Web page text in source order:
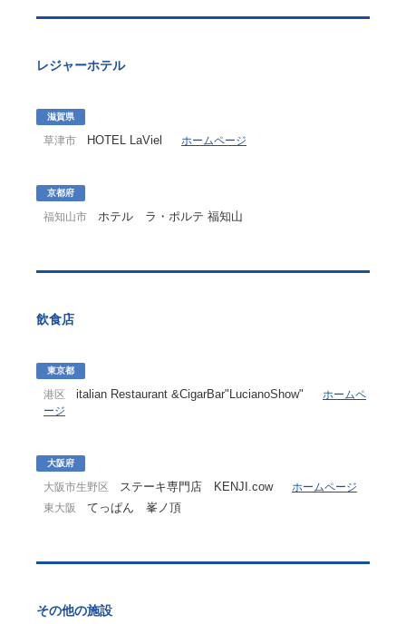
レジャーホテル
滋賀県
草津市 HOTEL LaViel ホームページ
京都府
福知山市 ホテル ラ・ポルテ 福知山
飲食店
東京都
港区 italian Restaurant &CigarBar"LucianoShow"
ホームペ
ージ
大阪府
大阪市生野区 ステーキ専門店 KENJI.cow
ホームページ
東大阪
てっぱん 峯ノ頂
その他の施設